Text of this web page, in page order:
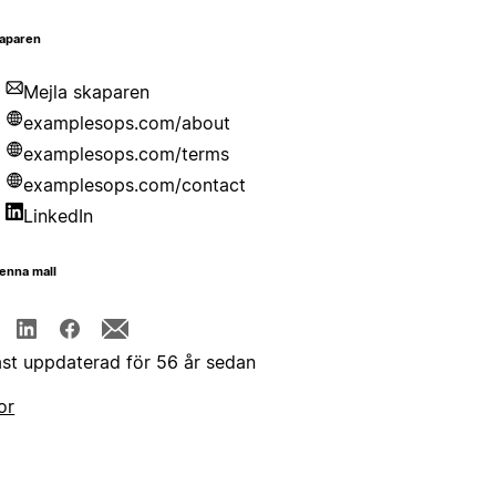
Mejla skaparen
examplesops.com/about
examplesops.com/terms
examplesops.com/contact
LinkedIn
mall
uppdaterad för 56 år sedan